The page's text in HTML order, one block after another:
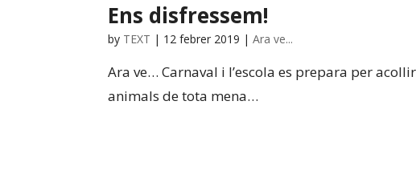
Ens disfressem!
by TEXT | 12 febrer 2019 |Ara ve...
Ara ve… Carnaval i l’escola es prepara per
animals de tota mena…